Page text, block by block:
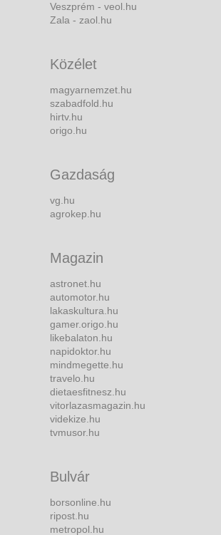
Veszprém - veol.hu
Zala - zaol.hu
Közélet
magyarnemzet.hu
szabadfold.hu
hirtv.hu
origo.hu
Gazdaság
vg.hu
agrokep.hu
Magazin
astronet.hu
automotor.hu
lakaskultura.hu
gamer.origo.hu
likebalaton.hu
napidoktor.hu
mindmegette.hu
travelo.hu
dietaesfitnesz.hu
vitorlazasmagazin.hu
videkize.hu
tvmusor.hu
Bulvár
borsonline.hu
ripost.hu
metropol.hu